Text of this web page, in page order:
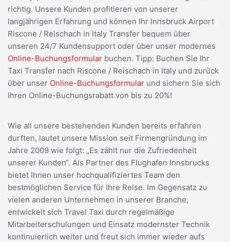
richtig. Unsere Kunden profitieren von unserer
langjährigen Erfahrung und können Ihr Innsbruck Airport
Riscone / Reischach in Italy Transfer bequem über
unseren 24/7 Kundensupport oder über unser modernes
Online-Buchungsformular buchen. Tipp: Buchen Sie Ihr
Taxi Transfer nach Riscone / Reischach in Italy und zurück
über unser Online-Buchungsformular und sichern Sie sich
Ihren Online-Buchungsrabatt von bis zu 20%!
Wie all unsere bestehenden Kunden bereits erfahren
durften, lautet unsere Mission seit Firmengründung im
Jahre 2009 wie folgt: „Es zählt nur die Zufriedenheit
unserer Kunden“. Als Partner des Flughafen Innsbrucks
bietet Ihnen unser hochqualifiziertes Team den
bestmöglichen Service für Ihre Reise. Im Gegensatz zu
vielen anderen Unternehmen in unserer Branche,
entwickelt sich Travel Taxi durch regelmäßige
Mitarbeiterschulungen und Einsatz modernster Technik
kontinuierlich weiter und freut sich immer wieder aufs